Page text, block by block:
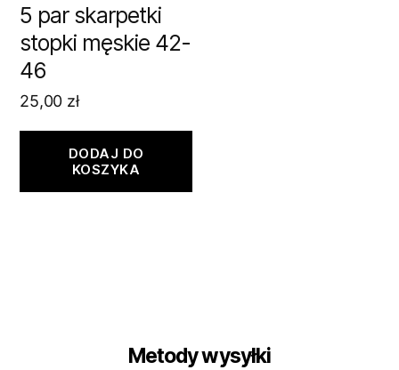
5 par skarpetki
stopki męskie 42-
46
25,00 zł
DODAJ DO
KOSZYKA
Metody wysyłki